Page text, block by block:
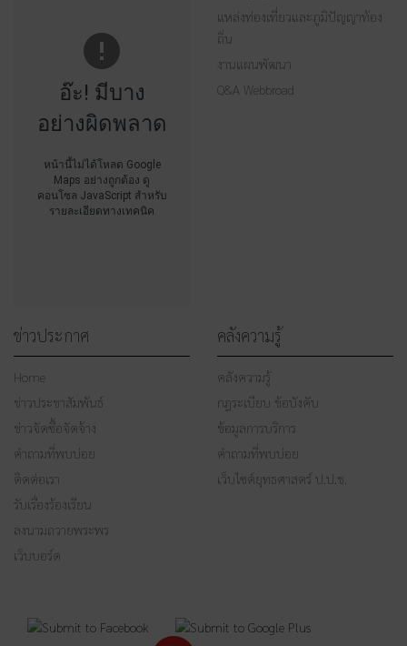
อ๊ะ! มีบาง
อย่างผิดพลาด
หน้านี้ไม่ได้โหลด Google
Maps อย่างถูกต้อง ดู
คอนโซล JavaScript สำหรับ
รายละเอียดทางเทคนิค
แหล่งท่องเที่ยวและภูมิปัญญาท้อง
ถิ่น
งานแผนพัฒนา
Q&A Webbroad
ข่าวประกาศ
Home
ข่าวประชาสัมพันธ์
ข่าวจัดซื้อจัดจ้าง
คำถามที่พบบ่อย
ติดต่อเรา
รับเรื่องร้องเรียน
ลงนามถวายพระพร
เว็บบอร์ด
คลังความรู้
คลังความรู้
กฎระเบียบ ข้อบังคับ
ข้อมูลการบริการ
คำถามที่พบบ่อย
เว็บไซต์ยุทธศาสตร์ ป.ป.ช.